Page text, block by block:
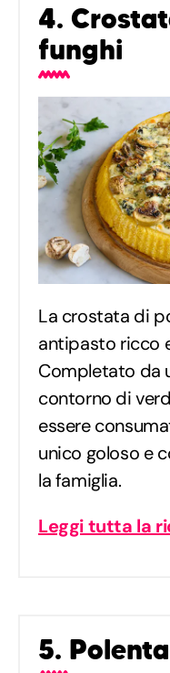
4.
funghi
La crostata di
antipasto ricco
Completato da
contorno di
essere
unico goloso e
la famiglia.
Leggi tutta la
5.